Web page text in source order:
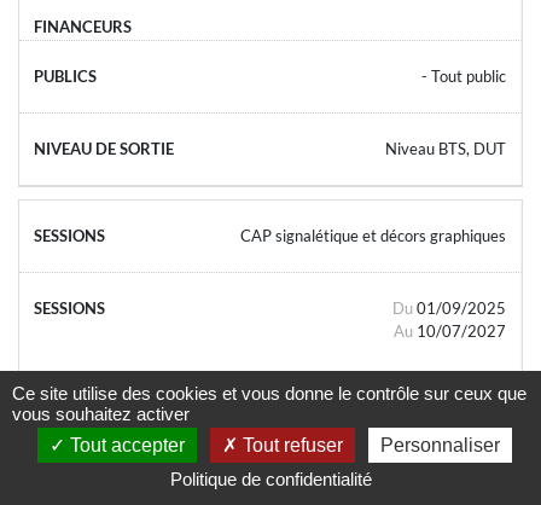
- Tout public
Niveau BTS, DUT
CAP signalétique et décors graphiques
Du 01/09/2025
Au 10/07/2027
Ce site utilise des cookies et vous donne le contrôle sur ceux que
vous souhaitez activer
Tout accepter
Tout refuser
Personnaliser
Politique de confidentialité